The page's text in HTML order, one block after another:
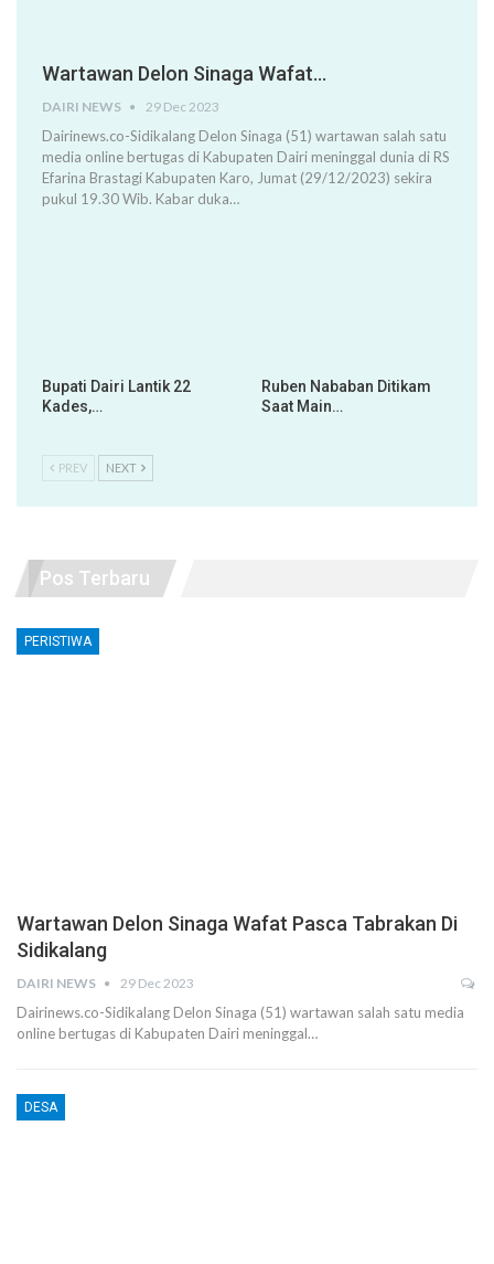
Wartawan Delon Sinaga Wafat…
DAIRI NEWS 29 Dec 2023
Dairinews.co-Sidikalang Delon Sinaga (51) wartawan salah satu
media online bertugas di Kabupaten Dairi meninggal dunia di RS
Efarina Brastagi Kabupaten Karo, Jumat (29/12/2023) sekira
pukul 19.30 Wib. Kabar duka…
Bupati Dairi Lantik 22
Kades,…
Ruben Nababan Ditikam
Saat Main…
PREV NEXT
Pos Terbaru
PERISTIWA
Wartawan Delon Sinaga Wafat Pasca Tabrakan Di
Sidikalang
DAIRI NEWS 29 Dec 2023
Dairinews.co-Sidikalang Delon Sinaga (51) wartawan salah satu media
online bertugas di Kabupaten Dairi meninggal…
DESA